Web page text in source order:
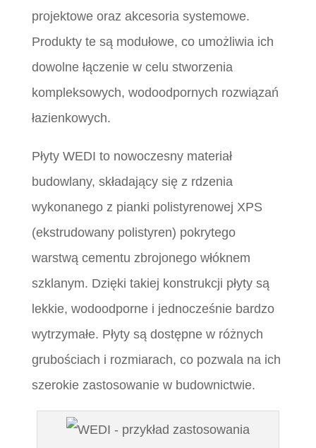
projektowe oraz akcesoria systemowe.
Produkty te są modułowe, co umożliwia ich
dowolne łączenie w celu stworzenia
kompleksowych, wodoodpornych rozwiązań
łazienkowych.
Płyty WEDI to nowoczesny materiał
budowlany, składający się z rdzenia
wykonanego z pianki polistyrenowej XPS
(ekstrudowany polistyren) pokrytego
warstwą cementu zbrojonego włóknem
szklanym. Dzięki takiej konstrukcji płyty są
lekkie, wodoodporne i jednocześnie bardzo
wytrzymałe. Płyty są dostępne w różnych
grubościach i rozmiarach, co pozwala na ich
szerokie zastosowanie w budownictwie.